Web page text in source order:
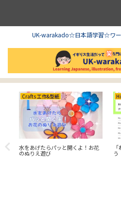
UK-warakado☆日本語学習☆ワ
Crafts 工作&型紙
水をあげたらパッと開くよ！お花
のぬりえ遊び う